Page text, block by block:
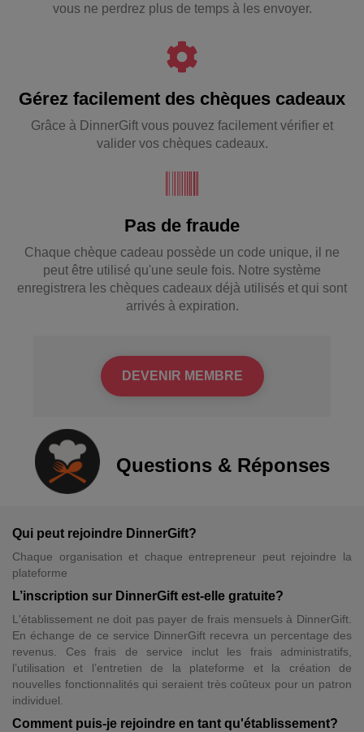
vous ne perdrez plus de temps à les envoyer.
Gérez facilement des chèques cadeaux
Grâce à DinnerGift vous pouvez facilement vérifier et
valider vos chèques cadeaux.
Pas de fraude
Chaque chèque cadeau possède un code unique, il ne
peut être utilisé qu'une seule fois. Notre système
enregistrera les chèques cadeaux déjà utilisés et qui sont
arrivés à expiration.
DEVENIR MEMBRE
Questions & Réponses
Qui peut rejoindre DinnerGift?
Chaque organisation et chaque entrepreneur peut rejoindre la
plateforme
L’inscription sur DinnerGift est-elle gratuite?
L'établissement ne doit pas payer de frais mensuels à DinnerGift.
En échange de ce service DinnerGift recevra un percentage des
revenus. Ces frais de service inclut les frais administratifs,
l’utilisation et l’entretien de la plateforme et la création de
nouvelles fonctionnalités qui seraient très coûteux pour un patron
individuel.
Comment puis-je rejoindre en tant qu'établissement?